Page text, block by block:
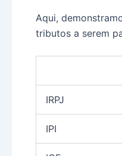
Aqui,
tributos a serem
IRPJ
IPI